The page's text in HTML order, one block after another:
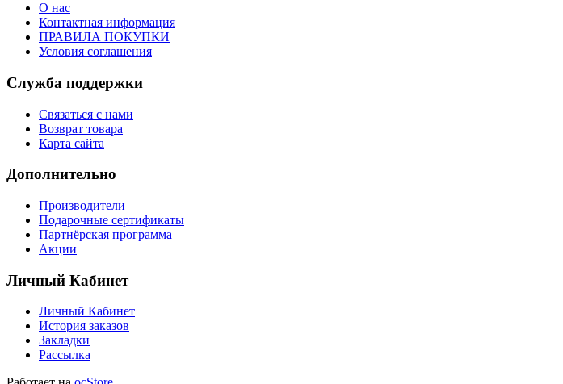
О нас
Контактная информация
ПРАВИЛА ПОКУПКИ
Условия соглашения
Служба поддержки
Связаться с нами
Возврат товара
Карта сайта
Дополнительно
Производители
Подарочные сертификаты
Партнёрская программа
Акции
Личный Кабинет
Личный Кабинет
История заказов
Закладки
Рассылка